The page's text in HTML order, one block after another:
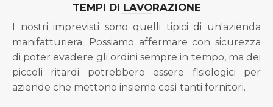
TEMPI DI LAVORAZIONE
I nostri imprevisti sono quelli tipici di un'azienda
manifatturiera. Possiamo affermare con sicurezza
di poter evadere gli ordini sempre in tempo, ma dei
piccoli ritardi potrebbero essere fisiologici per
aziende che mettono insieme così tanti fornitori.